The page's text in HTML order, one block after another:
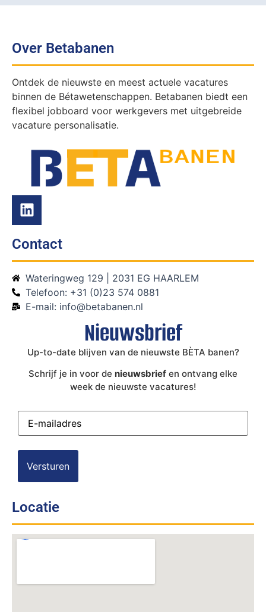
Over Betabanen
Ontdek de nieuwste en meest actuele vacatures
binnen de Bétawetenschappen. Betabanen biedt een
flexibel jobboard voor werkgevers met uitgebreide
vacature personalisatie.
Contact
Wateringweg 129 | 2031 EG HAARLEM
Telefoon: +31 (0)23 574 0881
E-mail: info@betabanen.nl
Nieuwsbrief
Up-to-date blijven van de nieuwste BÈTA banen?
Schrijf je in voor de nieuwsbrief en ontvang elke
week de nieuwste vacatures!
E-
mailadres(Vereist)
Locatie